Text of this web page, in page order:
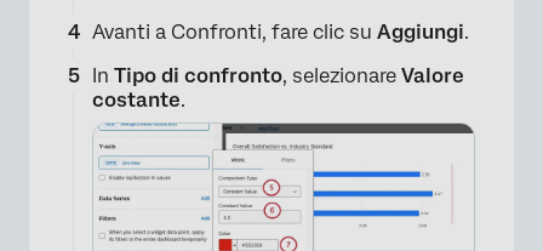
Avanti a Confronti, fare clic su Aggiungi.
In Tipo di confronto, selezionare Valore
costante.